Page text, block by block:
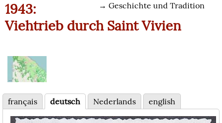
→ Geschichte und Tradition
1943:
Viehtrieb durch Saint Vivien
français deutsch Nederlands english